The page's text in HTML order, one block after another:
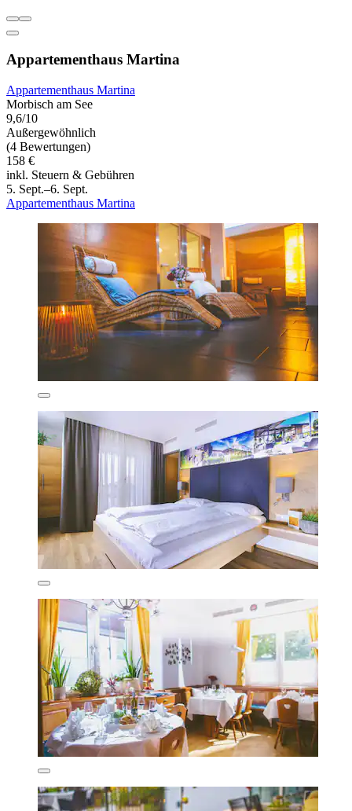
Appartementhaus Martina
Appartementhaus Martina
Morbisch am See
9,6/10
Außergewöhnlich
(4 Bewertungen)
158 €
inkl. Steuern & Gebühren
5. Sept.–6. Sept.
Appartementhaus Martina